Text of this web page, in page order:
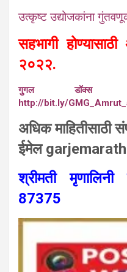
उत्कृष्ट उद्योजकांना
सहभागी
२०२२.
गुगल डॉक्स
http://bit.ly/
अधिक माहितीसाठी
ईमेल
श्रीमती
87375